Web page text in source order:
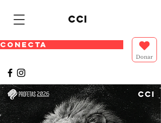
cci
CONECTA
Donar